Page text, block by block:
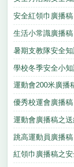
安全紅領巾廣播稿
生活小常識廣播稿
暑期支教隊安全
學校冬季安全小
運動會200米廣播
優秀校運會廣播稿
運動會廣播稿之
跳高運動員廣播稿
紅領巾廣播稿之